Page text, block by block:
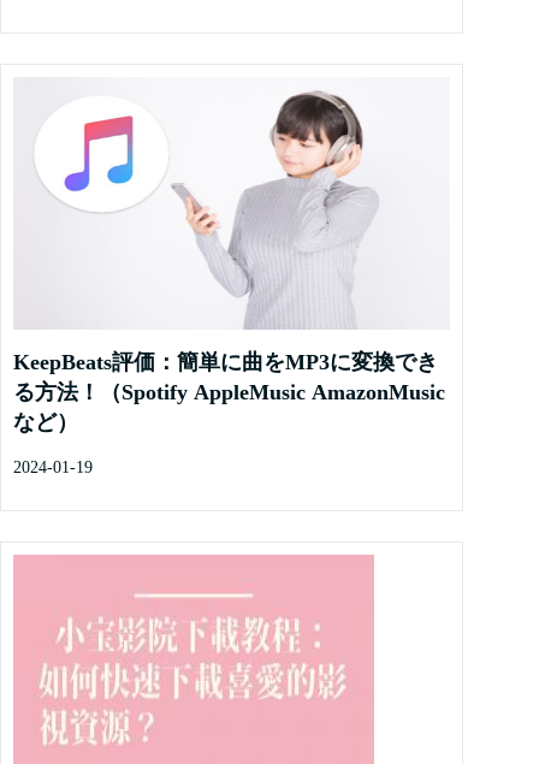
KeepBeats評価：簡単に曲をMP3に変換でき
る方法！（Spotify AppleMusic AmazonMusic
など）
2024-01-19